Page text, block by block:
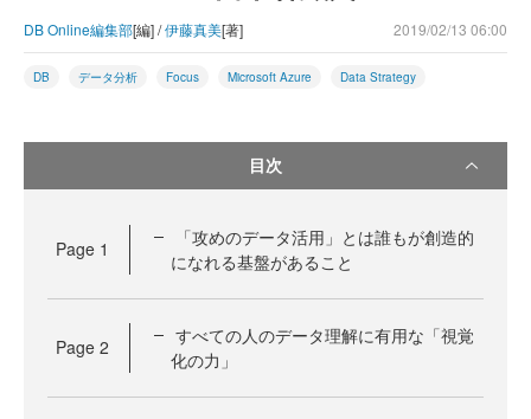
DB Online編集部[編] /伊藤真美[著] 2019/02/13 06:00
DB データ分析 Focus Microsoft Azure Data Strategy
目次
Page 1
「攻めのデータ活用」とは誰もが創造的
になれる基盤があること
Page 2
すべての人のデータ理解に有用な「視覚
化の力」